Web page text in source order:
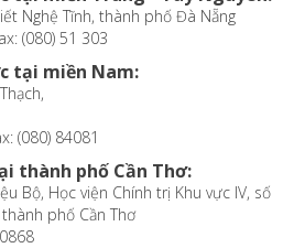
Nghệ Tĩnh, thành phố Đà Nẵng
(080) 51 303
tại miền Nam:
(080) 84081
thành phố Cần Thơ:
Bộ, Học viện Chính trị Khu vực IV, số
phố Cần Thơ